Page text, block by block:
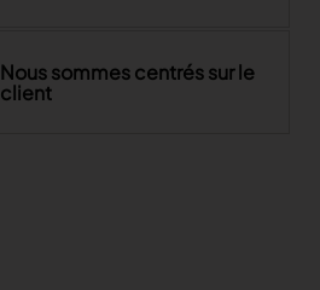
Nous sommes centrés sur le
client